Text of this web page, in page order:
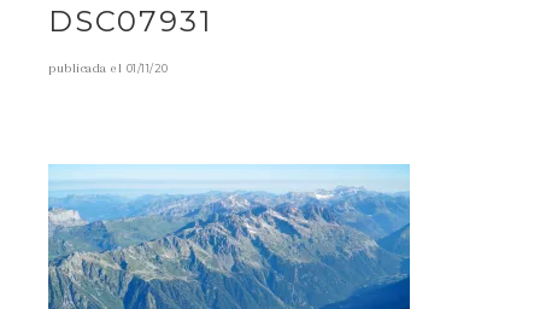
DSC07931
publicada el 01/11/20